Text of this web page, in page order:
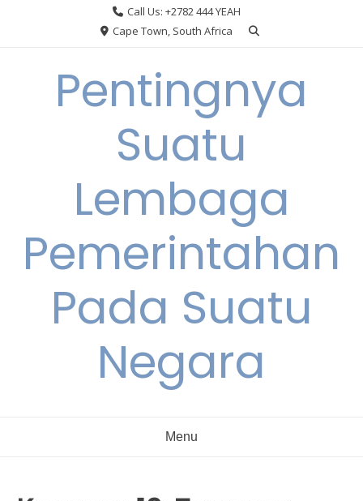
Call Us: +2782 444 YEAH
Cape Town, South Africa
Pentingnya
Suatu
Lembaga
Pemerintahan
Pada Suatu
Negara
Menu